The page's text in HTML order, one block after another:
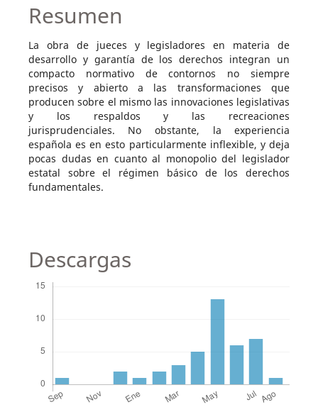
Resumen
La obra de jueces y legisladores en materia de
desarrollo y garantía de los derechos integran un
compacto normativo de contornos no siempre
precisos y abierto a las transformaciones que
producen sobre el mismo las innovaciones legislativas
y los respaldos y las recreaciones
jurisprudenciales. No obstante, la experiencia
española es en esto particularmente inflexible, y deja
pocas dudas en cuanto al monopolio del legislador
estatal sobre el régimen básico de los derechos
fundamentales.
Descargas